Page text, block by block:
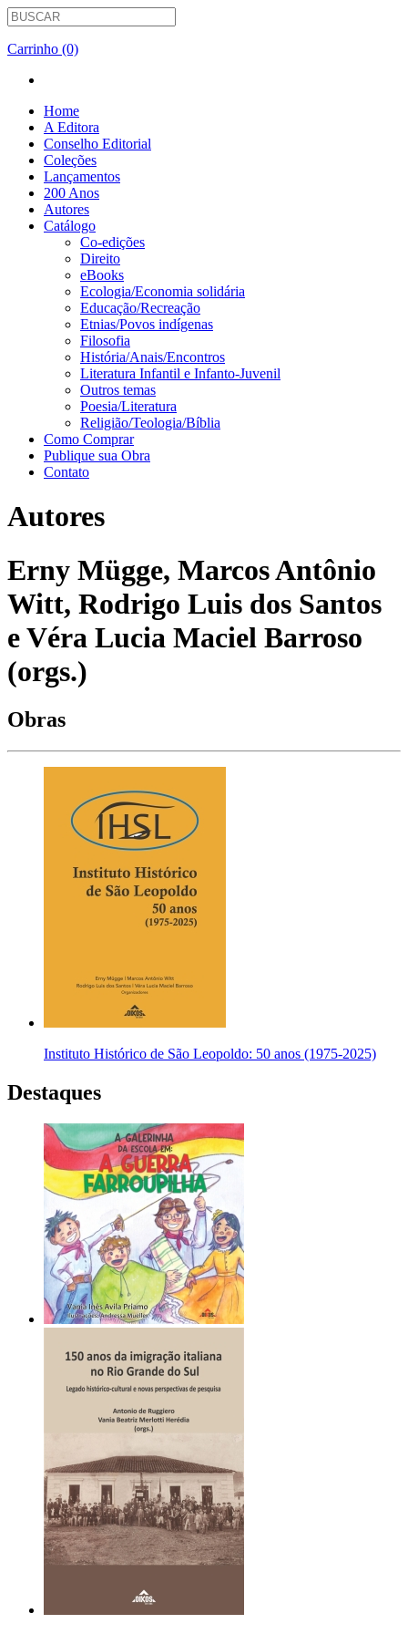
Carrinho (0)
Home
A Editora
Conselho Editorial
Coleções
Lançamentos
200 Anos
Autores
Catálogo
Co-edições
Direito
eBooks
Ecologia/Economia solidária
Educação/Recreação
Etnias/Povos indígenas
Filosofia
História/Anais/Encontros
Literatura Infantil e Infanto-Juvenil
Outros temas
Poesia/Literatura
Religião/Teologia/Bíblia
Como Comprar
Publique sua Obra
Contato
Autores
Erny Mügge, Marcos Antônio
Witt, Rodrigo Luis dos Santos
e Véra Lucia Maciel Barroso
(orgs.)
Obras
Instituto Histórico de São Leopoldo: 50 anos (1975-2025)
Destaques